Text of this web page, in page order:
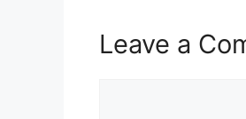
Leave a